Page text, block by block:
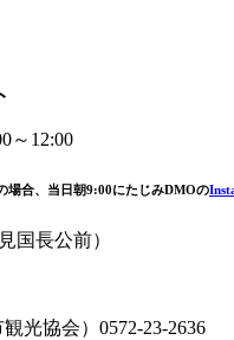
～12:00
合、当日朝9:00にたじみDMOの
国長公前）
光協会）0572-23-2636